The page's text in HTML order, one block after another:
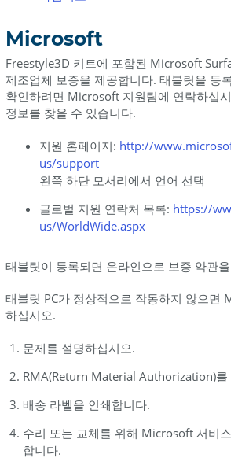
Microsoft
Freestyle3D 키트에 포함된 Microsoft
제조업체 보증을 제공합니다. 태블릿을 등
확인하려면 Microsoft 지원팀에 연락하십
정보를 찾을 수 있습니다.
지원 홈페이지: http://
us/support
왼쪽 하단 모서리에서 언어 선택
글로벌 지원 연락처 목록: https://
us/WorldWide.aspx
태블릿이 등록되면 온라인으로 보증 약관
태블릿 PC가 정상적으로 작동하지 않으면
하십시오.
문제를 설명하십시오.
RMA(Return Material Authorization)를
배송 라벨을 인쇄합니다.
수리 또는 교체를 위해 Microsoft 서비
합니다.